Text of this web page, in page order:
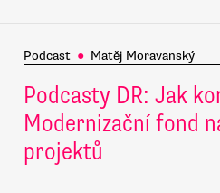
Podcast ● Matěj Moravanský
Podcasty DR: Jak
Modernizační fond
projektů